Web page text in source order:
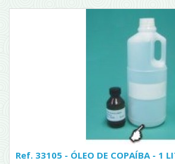
Ref. 33105 - ÓLEO DE COPAÍBA - 1